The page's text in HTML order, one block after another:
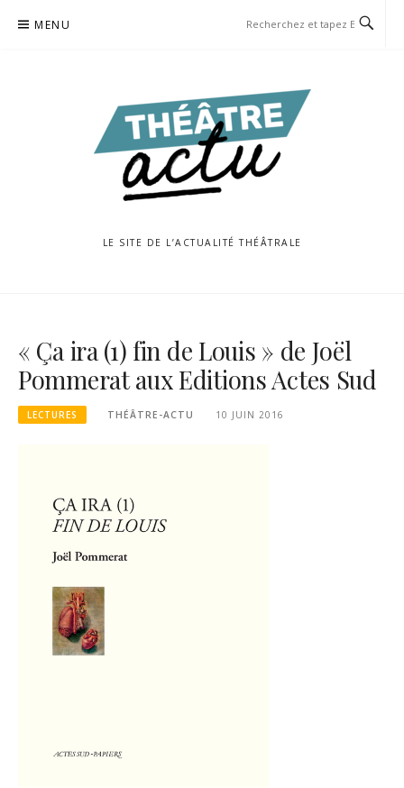
MENU
LE SITE DE L’ACTUALITÉ THÉÂTRALE
« Ça ira (1) fin de Louis » de Joël
Pommerat aux Editions Actes Sud
LECTURES THÉÂTRE-ACTU 10 JUIN 2016